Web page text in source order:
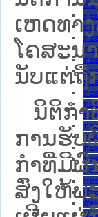
ຫ້ອ
ກະ
ກະ
ກະ
ກະ
ກະ
ກະ
ກະ
ກະ
ກະ
ກະ
ກະ
ກະ
ກະ
ກະ
ຄະ
ທະ
ສະ
ສາ
ສູນ
ເຫດທາ
ໂຄສະນ
ນັບແຕ່ຖື
ນິ​ຕິ​ກຳ​
ການ​ຮັບ​
ກໍາທີ່ມີຜົ
ສົ່ງໃຫ້​ພ